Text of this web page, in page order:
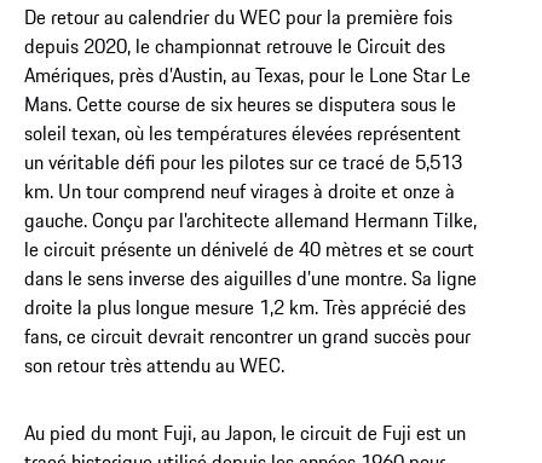
De retour au calendrier du WEC pour la première fois
depuis 2020, le championnat retrouve le Circuit des
Amériques, près d’Austin, au Texas, pour le Lone Star Le
Mans. Cette course de six heures se disputera sous le
soleil texan, où les températures élevées représentent
un véritable défi pour les pilotes sur ce tracé de 5,513
km. Un tour comprend neuf virages à droite et onze à
gauche. Conçu par l’architecte allemand Hermann Tilke,
le circuit présente un dénivelé de 40 mètres et se court
dans le sens inverse des aiguilles d’une montre. Sa ligne
droite la plus longue mesure 1,2 km. Très apprécié des
fans, ce circuit devrait rencontrer un grand succès pour
son retour très attendu au WEC.
Au pied du mont Fuji, au Japon, le circuit de Fuji est un